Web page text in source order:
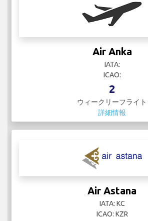
Air Anka
IATA:
ICAO:
2
ウィークリーフライト
詳細情報
Air Astana
IATA: KC
ICAO: KZR